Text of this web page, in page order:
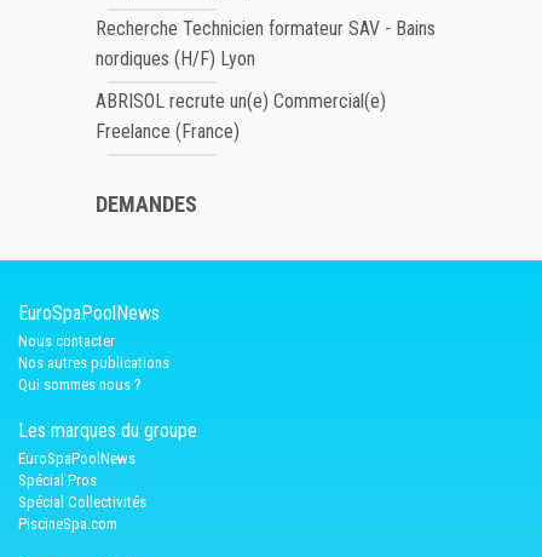
Recherche Technicien formateur SAV - Bains
nordiques (H/F) Lyon
ABRISOL recrute un(e) Commercial(e)
Freelance (France)
DEMANDES
EuroSpaPoolNews
Nous contacter
Nos autres publications
Qui sommes nous ?
Les marques du groupe
EuroSpaPoolNews
Spécial Pros
Spécial Collectivités
PiscineSpa.com